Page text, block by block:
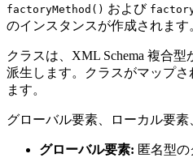
factoryMethod() および
のインスタンスが作成されます
クラスは、XML Schema 複合
派生します。クラスがマップ
ます。
グローバル要素、ローカル要
グローバル要素: 匿名型